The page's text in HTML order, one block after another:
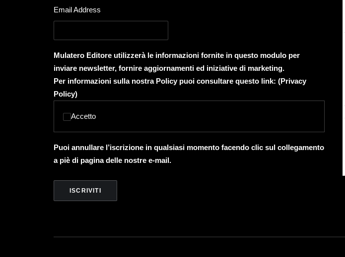
Email Address
Mulatero Editore utilizzerà le informazioni fornite in questo modulo per
inviare newsletter, fornire aggiornamenti ed iniziative di marketing.
Per informazioni sulla nostra Policy puoi consultare questo link: (Privacy
Policy)
Accetto
Puoi annullare l’iscrizione in qualsiasi momento facendo clic sul collegamento
a piè di pagina delle nostre e-mail.